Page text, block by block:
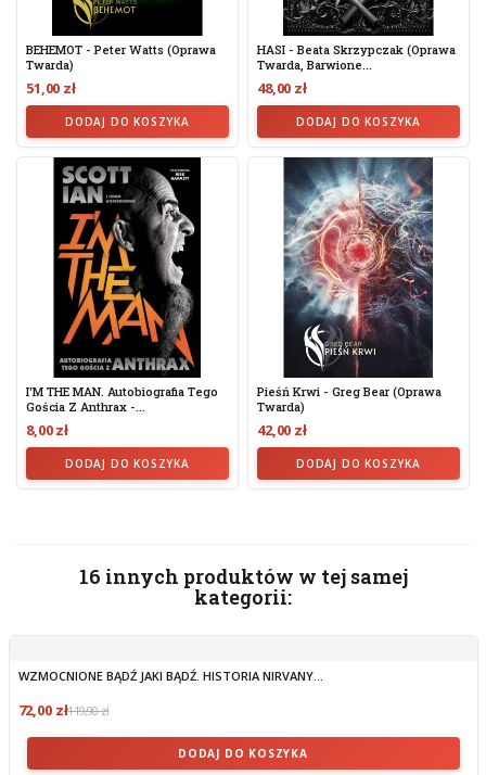
BEHEMOT - Peter Watts (oprawa
Twarda)
51,00 zł
DODAJ DO KOSZYKA
HASI - Beata Skrzypczak (oprawa
Twarda, Barwione...
48,00 zł
DODAJ DO KOSZYKA
I'M THE MAN. Autobiografia Tego
Gościa Z Anthrax -...
8,00 zł
DODAJ DO KOSZYKA
Pieśń Krwi - Greg Bear (oprawa
Twarda)
42,00 zł
DODAJ DO KOSZYKA
16 innych produktów w tej samej
kategorii:
WZMOCNIONE BĄDŹ JAKI BĄDŹ. HISTORIA NIRVANY...
72,00 zł119,90 zł
DODAJ DO KOSZYKA